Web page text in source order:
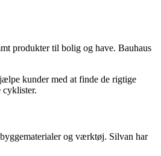
produkter til bolig og have. Bauhaus
kunder med at finde de rigtige
cyklister.
og værktøj. Silvan har